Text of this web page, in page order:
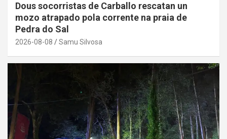
Dous socorristas de Carballo rescatan un
mozo atrapado pola corrente na praia de
Pedra do Sal
2026-08-08 Samu Silvosa